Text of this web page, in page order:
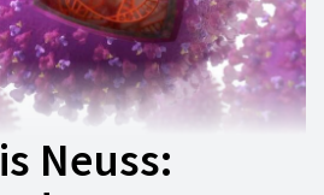
Neuss: